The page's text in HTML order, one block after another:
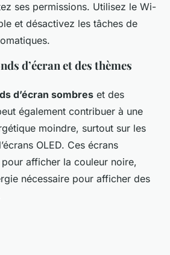
ses permissions. Utilisez le Wi-
et désactivez les tâches de
d’écran et des thèmes
d’écran sombres et des
également contribuer à une
moindre, surtout sur les
OLED. Ces écrans
afficher la couleur noire,
nécessaire pour afficher des